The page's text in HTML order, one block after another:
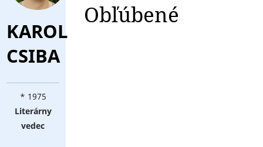
KAROL
CSIBA
* 1975
Literárny
vedec
Obľúbené